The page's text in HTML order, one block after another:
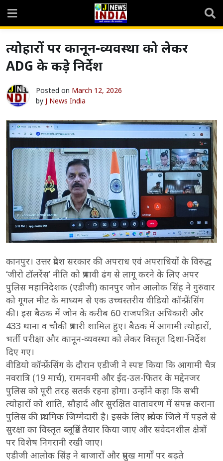
content
त्योहारों पर कानून-व्यवस्था को लेकर
ADG के कड़े निर्देश
Posted on March 12, 2026
by J News India
कानपुर। उत्तर प्रदेश सरकार की अपराध एवं अपराधियों के विरुद्ध
‘जीरो टॉलरेंस’ नीति को प्रभावी ढंग से लागू करने के लिए अपर
पुलिस महानिदेशक (एडीजी) कानपुर जोन आलोक सिंह ने गुरुवार
को गूगल मीट के माध्यम से एक उच्चस्तरीय वीडियो कॉन्फ्रेंसिंग
की। इस बैठक में जोन के करीब 60 राजपत्रित अधिकारी और
433 थाना व चौकी प्रभारी शामिल हुए। बैठक में आगामी त्योहारों,
भर्ती परीक्षा और कानून-व्यवस्था को लेकर विस्तृत दिशा-निर्देश
दिए गए।
वीडियो कॉन्फ्रेंसिंग के दौरान एडीजी ने स्पष्ट किया कि आगामी चैत्र
नवरात्रि (19 मार्च), रामनवमी और ईद-उल-फितर के मद्देनजर
पुलिस को पूरी तरह सतर्क रहना होगा। उन्होंने कहा कि सभी
त्योहारों को शांति, सौहार्द और सुरक्षित वातावरण में संपन्न कराना
पुलिस की प्राथमिक जिम्मेदारी है। इसके लिए प्रत्येक जिले में पहले से
सुरक्षा का विस्तृत ब्लूप्रिंट तैयार किया जाए और संवेदनशील क्षेत्रों
पर विशेष निगरानी रखी जाए।
एडीजी आलोक सिंह ने बाजारों और प्रमुख मार्गों पर बढ़ते